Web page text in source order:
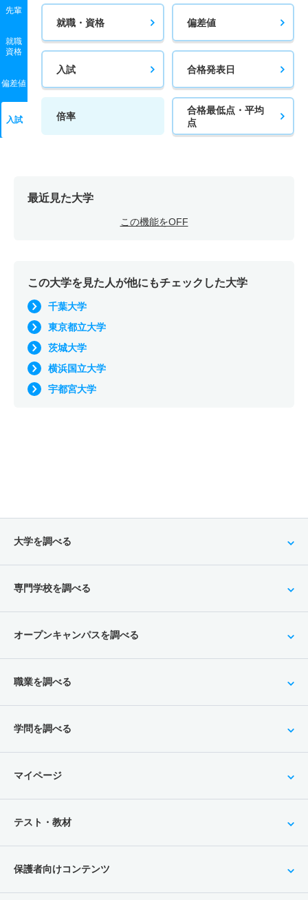
先輩
就職
資格
偏差値
入試
就職・資格 偏差値
入試 合格発表日
倍率
合格最低点・平均
点
最近見た大学
この機能をOFF
この大学を見た人が他にもチェックした大学
千葉大学
東京都立大学
茨城大学
横浜国立大学
宇都宮大学
大学を調べる
専門学校を調べる
オープンキャンパスを調べる
職業を調べる
学問を調べる
マイページ
テスト・教材
保護者向けコンテンツ